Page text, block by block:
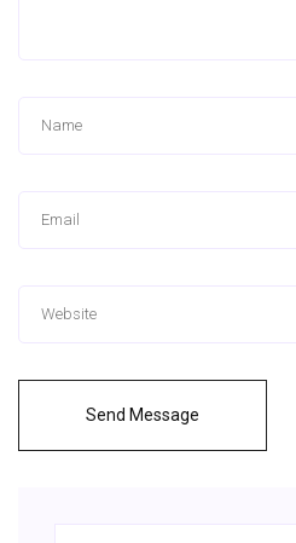
Send Message